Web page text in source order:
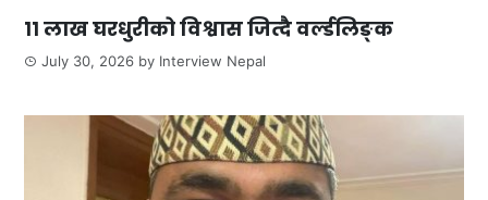
११ लाख घरधुरीको विश्वास जित्दै वर्ल्डलिङ्क
July 30, 2026 by Interview Nepal